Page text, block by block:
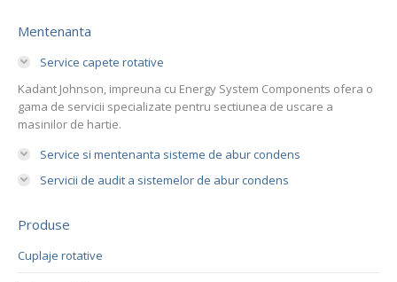
Mentenanta
Service capete rotative
Kadant Johnson, impreuna cu Energy System Components ofera o
gama de servicii specializate pentru sectiunea de uscare a
masinilor de hartie.
Service si mentenanta sisteme de abur condens
Servicii de audit a sistemelor de abur condens
Produse
Cuplaje rotative